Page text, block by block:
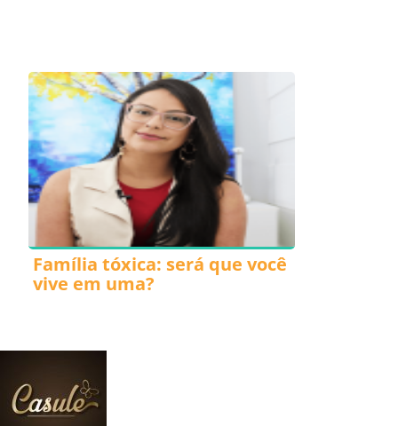
Família tóxica: será que você
vive em uma?